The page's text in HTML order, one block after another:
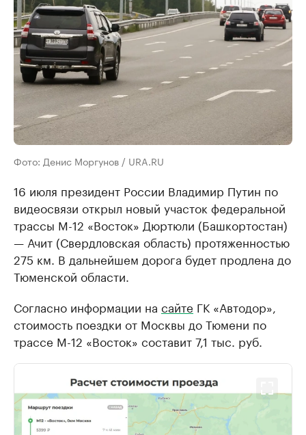
Фото: Денис Моргунов / URA.RU
16 июля президент России Владимир Путин по
видеосвязи открыл новый участок федеральной
трассы М-12 «Восток» Дюртюли (Башкортостан)
— Ачит (Свердловская область) протяженностью
275 км. В дальнейшем дорога будет продлена до
Тюменской области.
Согласно информации на сайте ГК «Автодор»,
стоимость поездки от Москвы до Тюмени по
трассе М-12 «Восток» составит 7,1 тыс. руб.